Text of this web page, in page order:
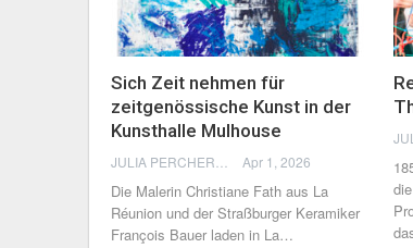
Sich Zeit nehmen für
zeitgenössische Kunst in der
Kunsthalle Mulhouse
Apr 1, 2026
Die Malerin Christiane Fath aus La
Réunion und der Straßburger Keramiker
François Bauer laden in La…